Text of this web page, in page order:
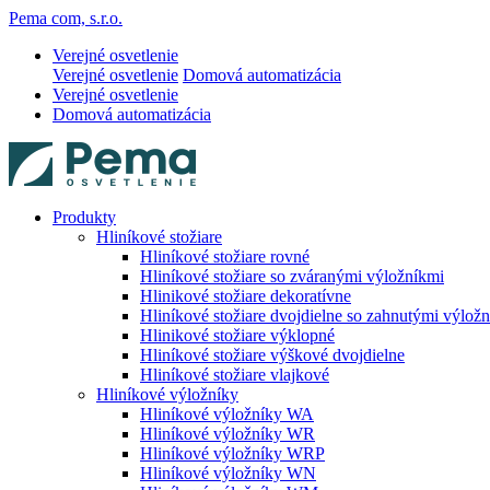
Pema com, s.r.o.
Verejné osvetlenie
Verejné osvetlenie Domová automatizácia
Verejné osvetlenie
Domová automatizácia
Produkty
Hliníkové stožiare
Hliníkové stožiare rovné
Hliníkové stožiare so zváranými výložníkmi
Hlinikové stožiare dekoratívne
Hliníkové stožiare dvojdielne so zahnutými
Hlinikové stožiare výklopné
Hliníkové stožiare výškové dvojdielne
Hliníkové stožiare vlajkové
Hliníkové výložníky
Hliníkové výložníky WA
Hliníkové výložníky WR
Hliníkové výložníky WRP
Hliníkové výložníky WN